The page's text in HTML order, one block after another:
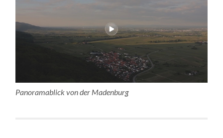
Panoramablick von der Madenburg